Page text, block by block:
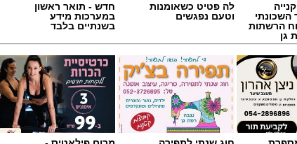
השכונתי
הרשתות
גן
לה פטיט כשאומנות
וטעם נפגשים
חדש - תואר ראשון
במערכות מידע
בשנתיים בלבד